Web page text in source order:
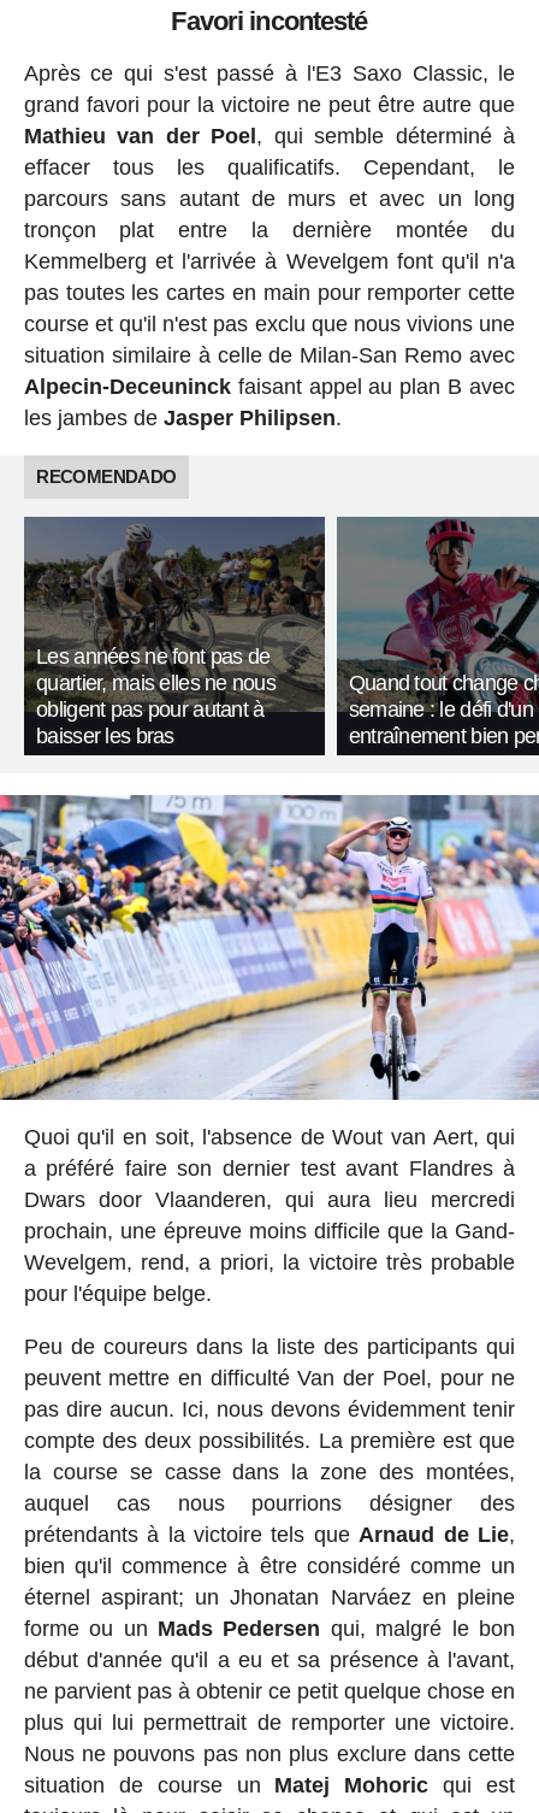
Favori incontesté
Après ce qui s'est passé à l'E3 Saxo Classic, le
grand favori pour la victoire ne peut être autre que
Mathieu van der Poel , qui semble déterminé à
effacer tous les qualificatifs. Cependant, le
parcours sans autant de murs et avec un long
tronçon plat entre la dernière montée du
Kemmelberg et l'arrivée à Wevelgem font qu'il n'a
pas toutes les cartes en main pour remporter cette
course et qu'il n'est pas exclu que nous vivions une
situation similaire à celle de Milan-San Remo avec
Alpecin-Deceuninckfaisant appel au plan B avec
les jambes de Jasper Philipsen.
RECOMENDADO
Les années ne font pas de
quartier, mais elles ne nous
obligent pas pour autant à
baisser les bras
Quand tout change
semaine : le défi d'un
entraînement bien
Quoi qu'il en soit, l'absence de Wout van Aert, qui
a préféré faire son dernier test avant Flandres à
Dwars door Vlaanderen, qui aura lieu mercredi
prochain, une épreuve moins difficile que la Gand-
Wevelgem, rend, a priori, la victoire très probable
pour l'équipe belge.
Peu de coureurs dans la liste des participants qui
peuvent mettre en difficulté Van der Poel, pour ne
pas dire aucun. Ici, nous devons évidemment tenir
compte des deux possibilités. La première est que
la course se casse dans la zone des montées,
auquel cas nous pourrions désigner des
prétendants à la victoire tels que Arnaud de Lie,
bien qu'il commence à être considéré comme un
éternel aspirant; un Jhonatan Narváez en pleine
forme ou un Mads Pedersen qui, malgré le bon
début d'année qu'il a eu et sa présence à l'avant,
ne parvient pas à obtenir ce petit quelque chose en
plus qui lui permettrait de remporter une victoire.
Nous ne pouvons pas non plus exclure dans cette
situation de course un Matej Mohoric qui est